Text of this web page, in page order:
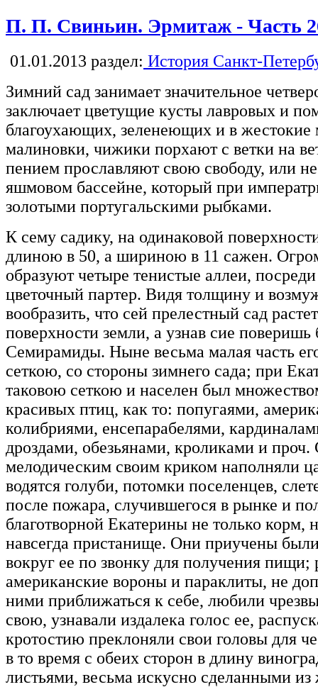
П. П. Свиньин. Эрмитаж - Часть
01.01.2013 раздел: История Санкт-
Зимний сад занимает значительное
заключает цветущие кусты лавровых и
благоухающих, зеленеющих и в жестокие
малиновки, чижики порхают с ветки на
пением прославляют свою свободу, или
яшмовом бассейне, который при
золотыми португальскими рыбками.
К сему садику, на одинаковой
длиною в 50, а шириною в 11 сажен.
образуют четыре тенистые аллеи,
цветочный партер. Видя толщину и
вообразить, что сей прелестный сад
поверхности земли, а узнав сие
Семирамиды. Ныне весьма малая часть
сеткою, со стороны зимнего сада; при
таковою сеткою и населен был
красивых птиц, как то: попугаями,
колибриями, енсепарабелями,
дроздами, обезьянами, кроликами и
мелодическим своим криком наполняли
водятся голуби, потомки поселенцев,
после пожара, случившегося в рынке и
благотворной Екатерины не только корм,
навсегда пристанище. Они приучены
вокруг ее по звонку для получения
американские вороны и параклиты, не
ними приближаться к себе, любили
свою, узнавали издалека голос ее,
кротостию преклоняли свои головы для
в то время с обеих сторон в длину
листьями, весьма искусно сделанными из